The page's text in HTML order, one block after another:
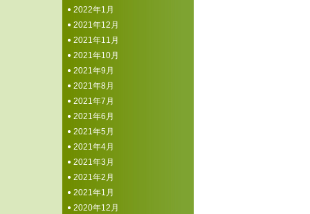
2022年1月
2021年12月
2021年11月
2021年10月
2021年9月
2021年8月
2021年7月
2021年6月
2021年5月
2021年4月
2021年3月
2021年2月
2021年1月
2020年12月